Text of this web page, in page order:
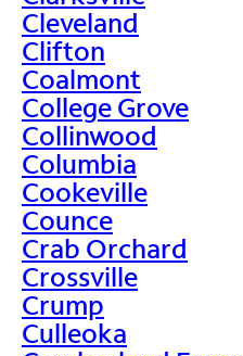
Cleveland
Clifton
Coalmont
College Grove
Collinwood
Columbia
Cookeville
Counce
Crab Orchard
Crossville
Crump
Culleoka